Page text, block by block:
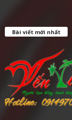
Bài viết mới nhất